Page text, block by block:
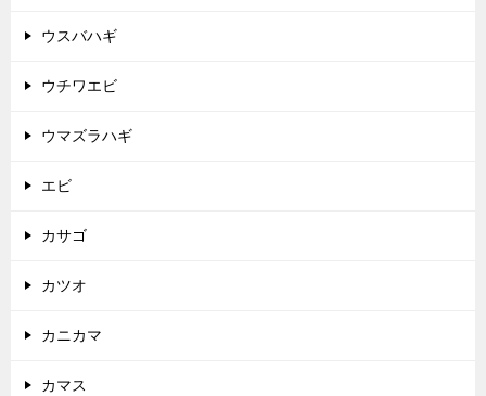
ウスバハギ
ウチワエビ
ウマズラハギ
エビ
カサゴ
カツオ
カニカマ
カマス